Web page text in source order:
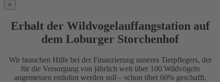
×
Erhalt der Wildvogelauffangstation auf
dem Loburger Storchenhof
Wir brauchen Hilfe bei der Finanzierung unseres Tierpflegers, der
für die Versorgung von jährlich weit über 100 Wildvögeln
angemessen entlohnt werden soll – schon über 60% geschafft.